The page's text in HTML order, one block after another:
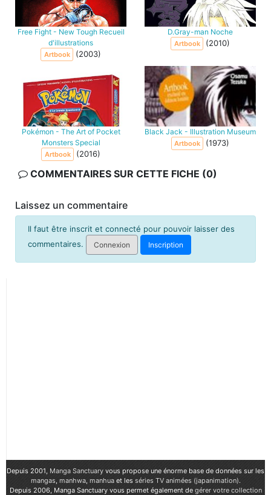
Free Fight - New Tough Recueil
d'illustrations
Artbook (2003)
D.Gray-man Noche
Artbook (2010)
Pokémon - The Art of Pocket
Monsters Special
Artbook (2016)
Black Jack - Illustration Museum
Artbook (1973)
COMMENTAIRES SUR CETTE FICHE (0)
Laissez un commentaire
Il faut être inscrit et connecté pour pouvoir laisser des
commentaires.
Connexion Inscription
Depuis 2001, Manga Sanctuary vous propose une énorme base de données sur les
mangas, manhwa, manhuaet les séries TV animées (japanimation).
Depuis 2006, Manga Sanctuary vous permet également de gérer votre collection